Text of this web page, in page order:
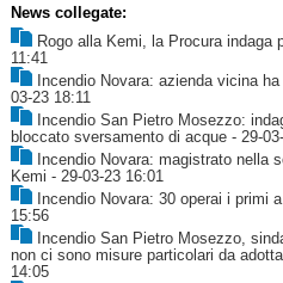
News collegate:
Rogo alla Kemi, la Procura indaga
11:41
Incendio Novara: azienda vicina
03-23 18:11
Incendio San Pietro Mosezzo:
bloccato sversamento di acque- 29-
Incendio Novara: magistrato nella
Kemi - 29-03-23 16:01
Incendio Novara: 30 operai i primi
15:56
Incendio San Pietro Mosezzo,
non ci sono misure particolari da
14:05